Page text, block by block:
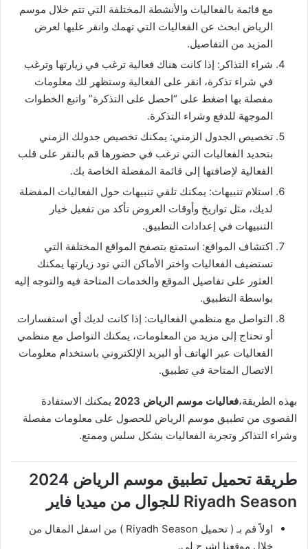
مع قائمة بالفعاليات والأنشطة المختلفة التي تتم خلال موسم
الرياض ابحث عن الفعاليات التي تهمك وانقر عليها لعرض
المزيد من التفاصيل.
شراء التذاكر: إذا كانت هناك فعالية ترغب في زيارتها وترغب
في شراء تذكرة، انقر على الفعالية وستظهر لك معلومات
مفصلة بها اضغط على “احصل على التذكرة” واتبع الخطوات
الموجهة للدفع وشراء التذكرة.
تخصيص الجدول الزمني: يمكنك تخصيص جدولك الزمني
بتحديد الفعاليات التي ترغب في حضورها قم بالنقر على قلب
الفعالية لإضافتها إلى قائمة المفضلة الخاصة بك.
استلام تنبيهات: يمكنك تلقي تنبيهات حول الفعاليات المفضلة
لديك، مثل تواريخ وأوقات العروض تأكد من تفعيل خيار
التنبيهات في إعدادات التطبيق.
اكتشاف المواقع: استمتع بتصفح المواقع المختلفة التي
تستضيف الفعاليات واختر الأماكن التي تود زيارتها يمكنك
العثور على تفاصيل الموقع والخدمات المتاحة فيه والتوجه إليه
بواسطة التطبيق.
التواصل مع منظمي الفعاليات: إذا كانت لديك أي استفسارات
أو تحتاج إلى مزيد من المعلومات، يمكنك التواصل مع منظمي
الفعاليات عبر الهاتف أو البريد الإلكتروني باستخدام معلومات
الاتصال المتاحة في تطبيق.
بهذه الطريقة،فعاليات موسم الرياض 2023
يمكنك الاستفادة
القصوى من تطبيق موسم الرياض للحصول على معلومات مفصلة
وشراء التذاكر وتجربة الفعاليات بشكل سلس وممتع.
طريقة تحميل تطبيق موسم الرياض 2024
Riyadh Season للجوال من ميديا فاير
اولاً قم بـ ( تحميل Riyadh Season ) من اسفل المقال من
خلال موقعنا اشرح لي.